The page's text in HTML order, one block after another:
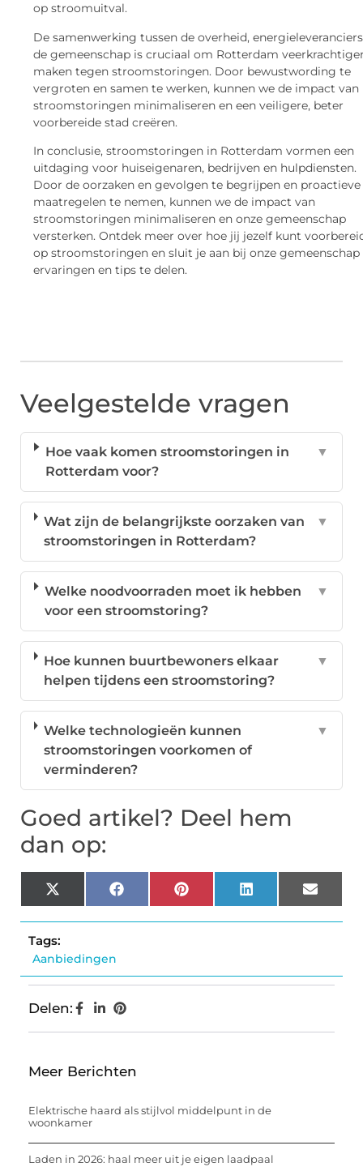
op stroomuitval.
De samenwerking tussen de overheid,
de gemeenschap is cruciaal om Rotterdam
maken tegen stroomstoringen. Door bewustwording te
vergroten en samen te werken, kunnen we de impact van
stroomstoringen minimaliseren en een veiligere, beter
voorbereide stad creëren.
In conclusie, stroomstoringen in Rotterdam vormen een
uitdaging voor huiseigenaren, bedrijven en hulpdiensten.
Door de oorzaken en gevolgen te begrijpen en proactieve
maatregelen te nemen, kunnen we de impact van
stroomstoringen minimaliseren en onze gemeenschap
versterken. Ontdek meer over hoe jij jezelf kunt
op stroomstoringen en sluit je aan bij onze
ervaringen en tips te delen.
Veelgestelde vragen
Hoe vaak komen stroomstoringen in
Rotterdam voor?
▼
Wat zijn de belangrijkste oorzaken van
stroomstoringen in Rotterdam?
▼
Welke noodvoorraden moet ik hebben
voor een stroomstoring?
▼
Hoe kunnen buurtbewoners elkaar
helpen tijdens een stroomstoring?
▼
Welke technologieën kunnen
stroomstoringen voorkomen of
verminderen?
▼
Goed artikel? Deel hem
dan op:
X
(Twitter)
FacebookPinterestLinkedIn Email
Tags:
Aanbiedingen
Delen:
Meer Berichten
Elektrische haard als stijlvol middelpunt in de
woonkamer
Laden in 2026: haal meer uit je eigen laadpaal